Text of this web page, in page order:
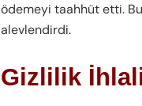
ödemeyi taahhüt etti.
alevlendirdi.
Gizlilik